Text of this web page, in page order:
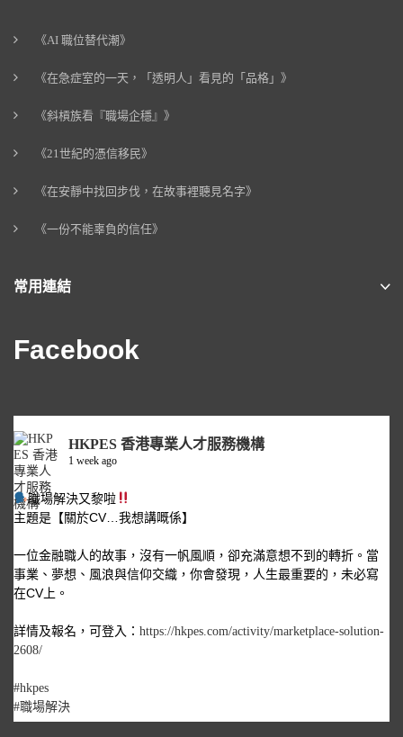
《AI 職位替代潮》
《在急症室的一天，「透明人」看見的「品格」》
《斜槓族看『職場企穩』》
《21世紀的憑信移民》
《在安靜中找回步伐，在故事裡聽見名字》
《一份不能辜負的信任》
常用連結
Facebook
HKPES 香港專業人才服務機構
1 week ago
職場解決又黎啦
主題是【關於CV…我想講嘅係】
一位金融職人的故事，沒有一帆風順，卻充滿意想不到的轉折。當
事業、夢想、風浪與信仰交織，你會發現，人生最重要的，未必寫
在CV上。
詳情及報名，可登入： https://hkpes.com/activity/marketplace-solution-
2608/
#hkpes
#職場解決